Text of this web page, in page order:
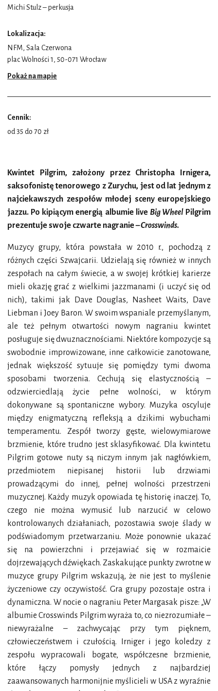
Michi Stulz – perkusja
Lokalizacja:
NFM, Sala Czerwona
plac Wolności 1, 50-071 Wrocław
Pokaż na mapie
Cennik:
od 35 do 70 zł
Kwintet Pilgrim, założony przez Christopha Irnigera,
saksofonistę tenorowego z Zurychu, jest od lat jednym z
najciekawszych zespołów młodej sceny europejskiego
jazzu. Po kipiącym energią albumie live Big WheelPilgrim
prezentuje swoje czwarte nagranie –Crosswinds.
Muzycy grupy, która powstała w 2010 r., pochodzą z
różnych części Szwajcarii. Udzielają się również w innych
zespołach na całym świecie, a w swojej krótkiej karierze
mieli okazję grać z wielkimi jazzmanami (i uczyć się od
nich), takimi jak Dave Douglas, Nasheet Waits, Dave
Liebman i Joey Baron. W swoim wspaniale przemyślanym,
ale też pełnym otwartości nowym nagraniu kwintet
posługuje się dwuznacznościami. Niektóre kompozycje są
swobodnie improwizowane, inne całkowicie zanotowane,
jednak większość sytuuje się pomiędzy tymi dwoma
sposobami tworzenia. Cechują się elastycznością –
odzwierciedlają życie pełne wolności, w którym
dokonywane są spontaniczne wybory. Muzyka oscyluje
między enigmatyczną refleksją a dzikimi wybuchami
temperamentu. Zespół tworzy gęste, wielowymiarowe
brzmienie, które trudno jest sklasyfikować. Dla kwintetu
Pilgrim gotowe nuty są niczym innym jak nagłówkiem,
przedmiotem niepisanej historii lub drzwiami
prowadzącymi do innej, pełnej wolności przestrzeni
muzycznej. Każdy muzyk opowiada tę historię inaczej. To,
czego nie można wymusić lub narzucić w celowo
kontrolowanych działaniach, pozostawia swoje ślady w
podświadomym przetwarzaniu. Może ponownie ukazać
się na powierzchni i przejawiać się w rozmaicie
dojrzewających dźwiękach. Zaskakujące punkty zwrotne w
muzyce grupy Pilgrim wskazują, że nie jest to myślenie
życzeniowe czy oczywistość. ​​Gra grupy pozostaje ostra i
dynamiczna. W nocie o nagraniu Peter Margasak pisze: „W
albumie Crosswinds Pilgrim wyraża to, co niezrozumiałe –
niewyrażalne – zachwycając przy tym pięknem,
człowieczeństwem i czułością. Irniger i jego koledzy z
zespołu wypracowali bogate, współczesne brzmienie,
które łączy pomysły jednych z najbardziej
zaawansowanych harmonijnie myślicieli w USA z wyraźnie